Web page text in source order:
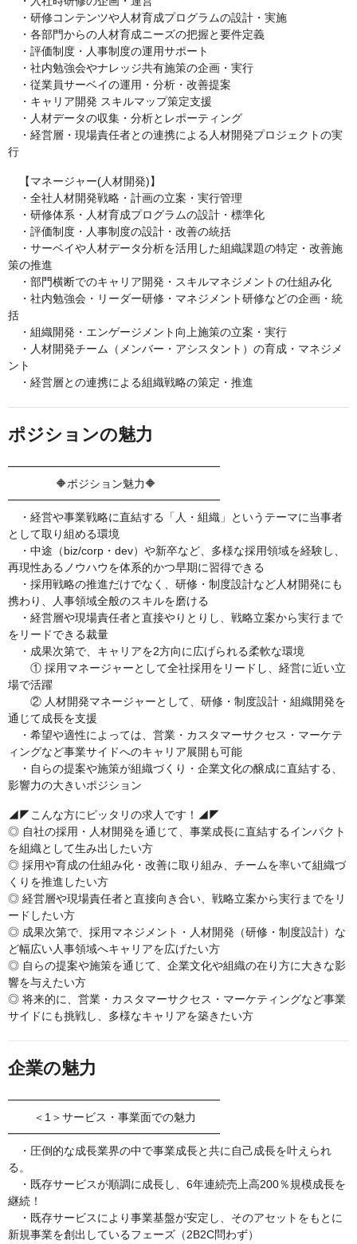
・研修コンテンツや人材育成プログラムの設計・実施
・各部門からの人材育成ニーズの把握と要件定義
・評価制度・人事制度の運用サポート
・社内勉強会やナレッジ共有施策の企画・実行
・従業員サーベイの運用・分析・改善提案
・キャリア開発 スキルマップ策定支援
・人材データの収集・分析とレポーティング
・経営層・現場責任者との連携による人材開発プロジェクトの実
行
【マネージャー(人材開発)】
・全社人材開発戦略・計画の立案・実行管理
・研修体系・人材育成プログラムの設計・標準化
・評価制度・人事制度の設計・改善の統括
・サーベイや人材データ分析を活用した組織課題の特定・改善施
策の推進
・部門横断でのキャリア開発・スキルマネジメントの仕組み化
・社内勉強会・リーダー研修・マネジメント研修などの企画・統
括
・組織開発・エンゲージメント向上施策の立案・実行
・人材開発チーム（メンバー・アシスタント）の育成・マネジメ
ント
・経営層との連携による組織戦略の策定・推進
ポジションの魅力
━━━━━━━━━━━━━━━━━━━
🔶ポジション魅力🔶
━━━━━━━━━━━━━━━━━━━
・経営や事業戦略に直結する「人・組織」というテーマに当事者
として取り組める環境
・中途（biz/corp・dev）や新卒など、多様な採用領域を経験し、
再現性あるノウハウを体系的かつ早期に習得できる
・採用戦略の推進だけでなく、研修・制度設計など人材開発にも
携わり、人事領域全般のスキルを磨ける
・経営層や現場責任者と直接やりとりし、戦略立案から実行まで
をリードできる裁量
・成果次第で、キャリアを2方向に広げられる柔軟な環境
① 採用マネージャーとして全社採用をリードし、経営に近い立
場で活躍
② 人材開発マネージャーとして、研修・制度設計・組織開発を
通じて成長を支援
・希望や適性によっては、営業・カスタマーサクセス・マーケテ
ィングなど事業サイドへのキャリア展開も可能
・自らの提案や施策が組織づくり・企業文化の醸成に直結する、
影響力の大きいポジション
◢◤こんな方にピッタリの求人です！◢◤
◎ 自社の採用・人材開発を通じて、事業成長に直結するインパクト
を組織として生み出したい方
◎ 採用や育成の仕組み化・改善に取り組み、チームを率いて組織づ
くりを推進したい方
◎ 経営層や現場責任者と直接向き合い、戦略立案から実行までをリ
ードしたい方
◎ 成果次第で、採用マネジメント・人材開発（研修・制度設計）な
ど幅広い人事領域へキャリアを広げたい方
◎ 自らの提案や施策を通じて、企業文化や組織の在り方に大きな影
響を与えたい方
◎ 将来的に、営業・カスタマーサクセス・マーケティングなど事業
サイドにも挑戦し、多様なキャリアを築きたい方
企業の魅力
━━━━━━━━━━━━━━━━━━━
＜1＞サービス・事業面での魅力
━━━━━━━━━━━━━━━━━━━
・圧倒的な成長業界の中で事業成長と共に自己成長を叶えられ
る。
・既存サービスが順調に成長し、6年連続売上高200％規模成長を
継続！
・既存サービスにより事業基盤が安定し、そのアセットをもとに
新規事業を創出しているフェーズ（2B2C問わず）